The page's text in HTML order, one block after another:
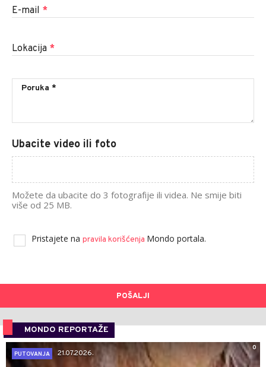
E-mail *
Lokacija *
Ubacite video ili foto
Možete da ubacite do 3 fotografije ili videa. Ne smije biti
više od 25 MB.
Pristajete na pravila korišćenja Mondo portala.
POŠALJI
MONDO REPORTAŽE
0
PUTOVANJA
21.07.2026.